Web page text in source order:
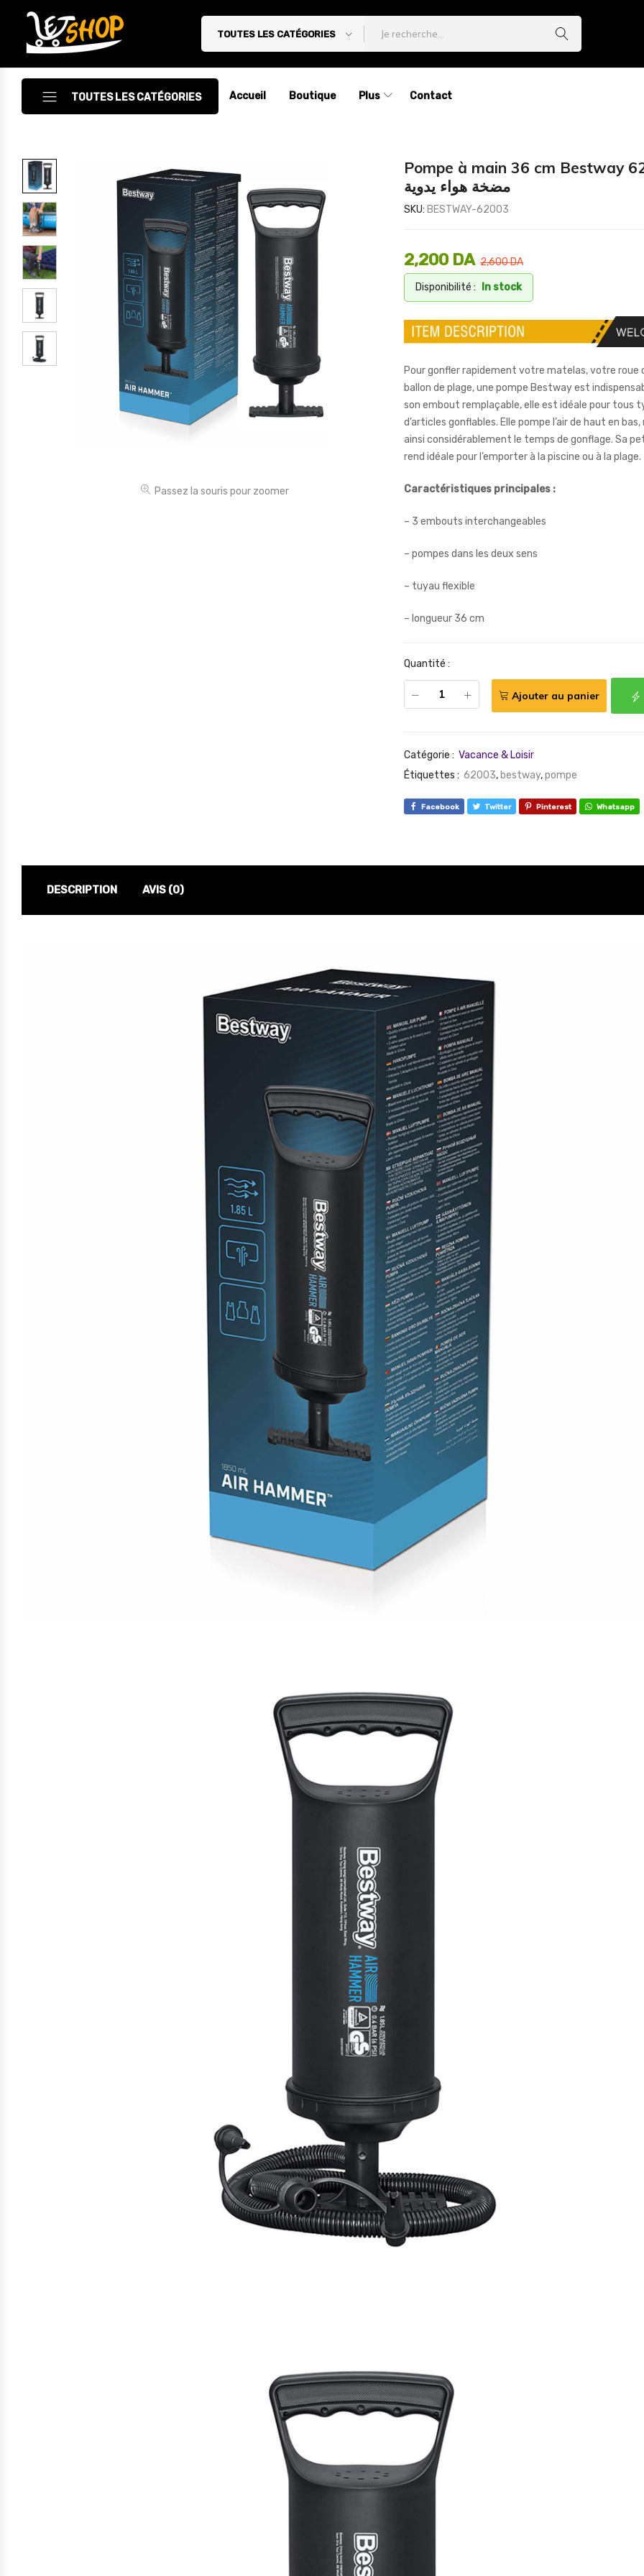
Letshop.dz
TOUTES LES CATÉGORIES
TOUTES LES CATÉGORIES
Accessoires
Accessoires Auto/Moto
Accessoires PC
Camping & Randonnée
Cuisine
Décoration
Electroménager
Électronique
Jouets
Accueil Boutique Plus Contact
Passez la souris pour zoomer
Pompe à main 36 cm Bestway
مضخة هواء يدوية
SKU: BESTWAY-62003
2,600DA
2,200 DA
Disponibilité : In stock
Pour gonfler rapidement votre matelas, votre roue
ballon de plage, une pompe Bestway est
son embout remplaçable, elle est idéale pour tous
d’articles gonflables. Elle pompe l’air de haut en
ainsi considérablement le temps de gonflage. Sa
rend idéale pour l’emporter à la piscine ou à la plage.
Caractéristiques principales :
– 3 embouts interchangeables
– pompes dans les deux sens
– tuyau flexible
– longueur 36 cm
Quantité :
Ajouter au panier
Catégorie : Vacance & Loisir
Étiquettes : 62003, bestway,pompe
Facebook Twitter Pinterest Whatsapp
DESCRIPTION AVIS (0)